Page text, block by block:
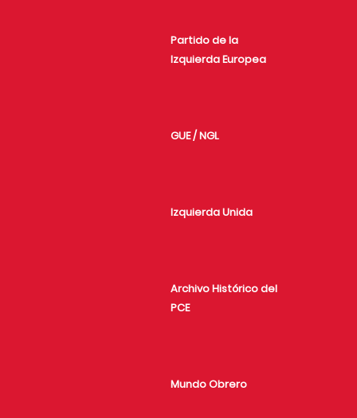
Partido de la
Izquierda Europea
GUE / NGL
Izquierda Unida
Archivo Histórico del
PCE
Mundo Obrero